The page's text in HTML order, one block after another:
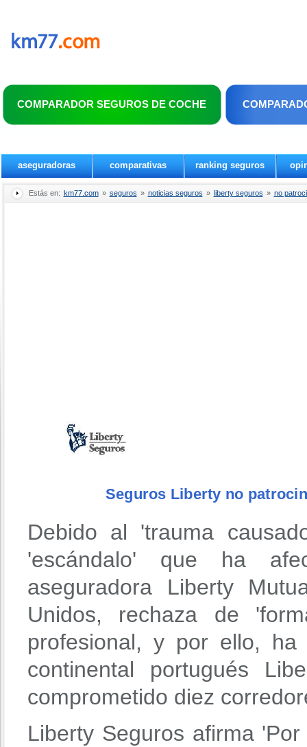
COMPARADOR SEGUROS DE COCHE
aseguradoras comparativas ranking seguros
Estás en: km77.com » seguros » noticias seguros » liberty seguros » no
Seguros Liberty no
Debido al 'trauma
'escándalo' que ha
aseguradora Liberty
Unidos, rechaza de
profesional, y por ello,
continental portugués
comprometido diez
Liberty Seguros afirma